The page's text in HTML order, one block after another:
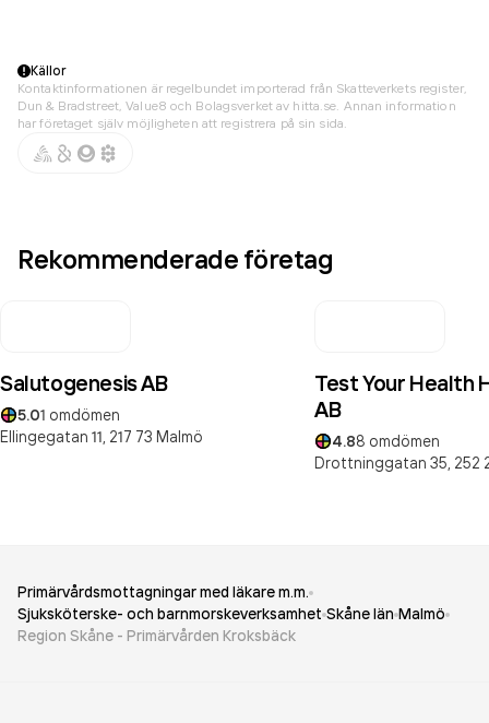
Källor
Kontaktinformationen är regelbundet importerad från Skatteverkets register,
Dun & Bradstreet, Value8 och Bolagsverket av hitta.se. Annan information
har företaget själv möjligheten att registrera på sin sida.
Rekommenderade företag
Salutogenesis AB
5.01 omdömen
Ellingegatan 11, 217 73 Malmö
Test Your Health
AB
4.88 omdömen
Drottninggatan 35, 252
Primärvårdsmottagningar med läkare m.m.
Sjuksköterske- och barnmorskeverksamhet Skåne län Malmö
Region Skåne - Primärvården Kroksbäck